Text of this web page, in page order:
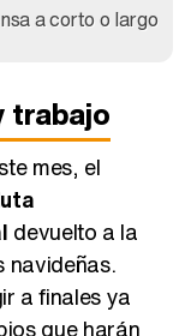
a corto o largo
trabajo
mes, el
devuelto a la
navideñas.
a finales ya
que harán